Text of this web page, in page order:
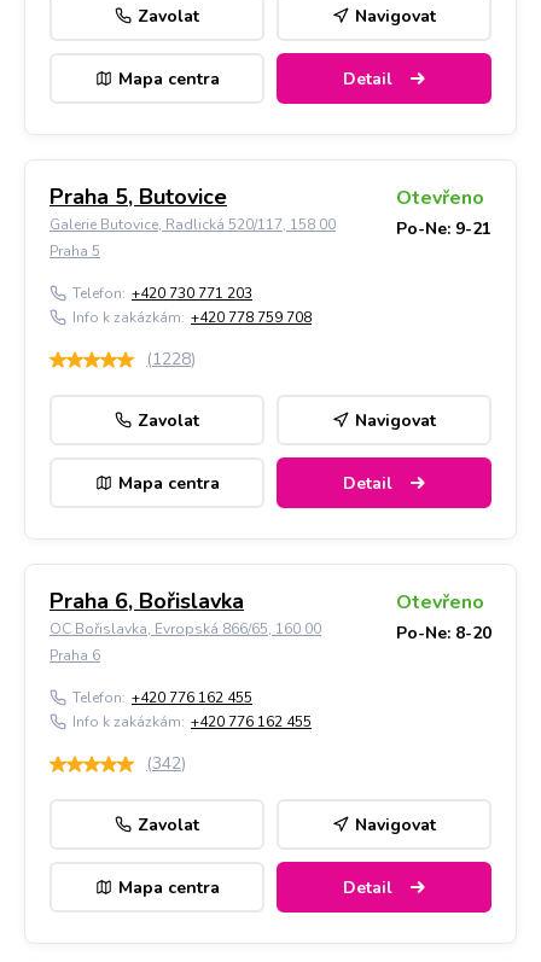
Zavolat Navigovat
Mapa centra Detail
Praha 5, Butovice
Galerie Butovice, Radlická 520/117, 158 00
Praha 5
Otevřeno
Po-Ne: 9-21
Telefon: +420 730 771 203
Info k zakázkám: +420 778 759 708
(1228)
Zavolat Navigovat
Mapa centra Detail
Praha 6, Bořislavka
OC Bořislavka, Evropská 866/65, 160 00
Praha 6
Otevřeno
Po-Ne: 8-20
Telefon: +420 776 162 455
Info k zakázkám: +420 776 162 455
(342)
Zavolat Navigovat
Mapa centra Detail